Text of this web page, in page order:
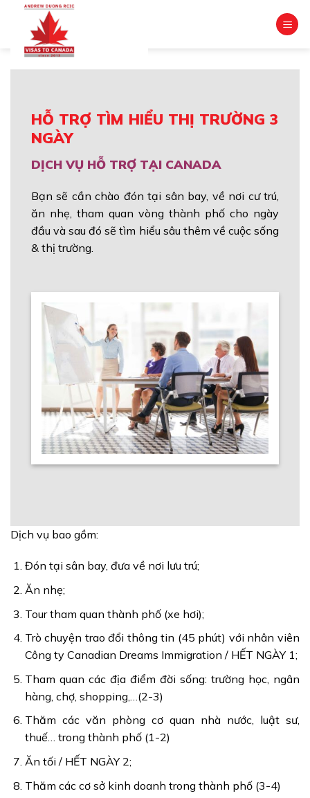
content
HỖ TRỢ TÌM HIỂU THỊ TRƯỜNG 3
NGÀY
DỊCH VỤ HỖ TRỢ TẠI CANADA
Bạn sẽ cần chào đón tại sân bay, về nơi cư trú,
ăn nhẹ, tham quan vòng thành phố cho ngày
đầu và sau đó sẽ tìm hiểu sâu thêm về cuộc sống
& thị trường.
Dịch vụ bao gồm:
Đón tại sân bay, đưa về nơi lưu trú;
Ăn nhẹ;
Tour tham quan thành phố (xe hơi);
Trò chuyện trao đổi thông tin (45 phút) với nhân viên
Công ty Canadian Dreams Immigration / HẾT NGÀY 1;
Tham quan các địa điểm đời sống: trường học, ngân
hàng, chợ, shopping,…(2-3)
Thăm các văn phòng cơ quan nhà nước, luật sư,
thuế… trong thành phố (1-2)
Ăn tối / HẾT NGÀY 2;
Thăm các cơ sở kinh doanh trong thành phố (3-4)